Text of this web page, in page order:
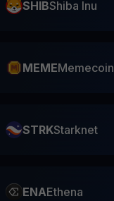
SHIBShiba Inu
MEMEMemecoin
STRKStarknet
ENAEthena